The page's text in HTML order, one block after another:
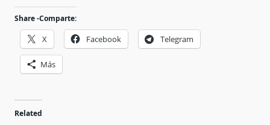
Share -Comparte:
X Facebook Telegram
Más
Related